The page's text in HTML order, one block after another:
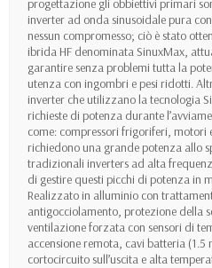
progettazione gli obbiettivi primari
inverter ad onda sinusoidale pura
nessun compromesso; ciò è stato
ibrida HF denominata SinuxMax,
garantire senza problemi tutta la
utenza con ingombri e pesi ridotti.
inverter che utilizzano la tecnologia
richieste di potenza durante
come: compressori frigoriferi, motori
richiedono una grande potenza allo
tradizionali inverters ad alta
di gestire questi picchi di potenza in
Realizzato in alluminio con
antigocciolamento, protezione della
ventilazione forzata con sensori di
accensione remota, cavi batteria
cortocircuito sull’uscita e alta